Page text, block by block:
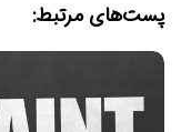
پست‌های مرتبط: